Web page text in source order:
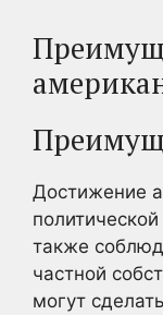
Достижение
также
частной
могут